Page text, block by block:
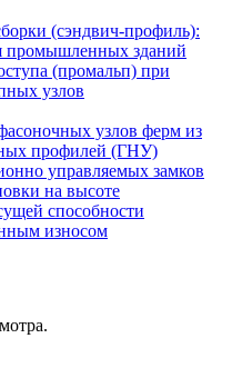
(сэндвич-профиль):
промышленных зданий
(промальп) при
узлов
узлов ферм из
профилей (ГНУ)
управляемых замков
на высоте
способности
износом